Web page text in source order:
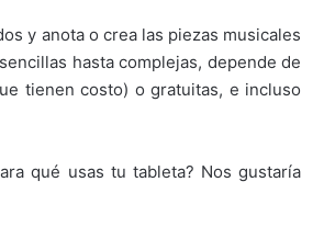
y anota o crea las piezas musicales
hasta complejas, depende de
tienen costo) o gratuitas, e incluso
qué usas tu tableta? Nos gustaría